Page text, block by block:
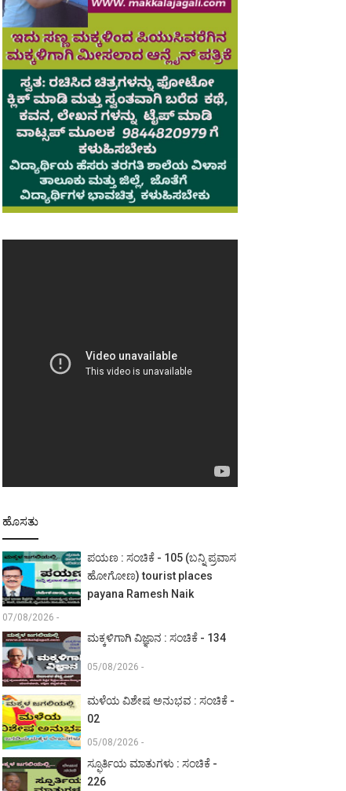
ಹೊಸತು
ಪಯಣ : ಸಂಚಿಕೆ - 105 (ಬನ್ನಿ ಪ್ರವಾಸ
ಹೋಗೋಣ) tourist places
payana Ramesh Naik
07/08/2026 -
ಮಕ್ಕಳಿಗಾಗಿ ವಿಜ್ಞಾನ : ಸಂಚಿಕೆ - 134
05/08/2026 -
ಮಳೆಯ ವಿಶೇಷ ಅನುಭವ : ಸಂಚಿಕೆ -
02
05/08/2026 -
ಸ್ಫೂರ್ತಿಯ ಮಾತುಗಳು : ಸಂಚಿಕೆ -
226